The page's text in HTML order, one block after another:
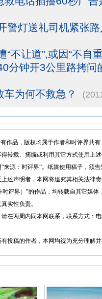
警灯送礼司机紧张
不让道”,或因“不自
分钟开3公里路拷问
为何不救急？
品，版权均属于作者和时评界共有
转载、摘编或利用其它方式使用上
来源：时评界”。纸媒使用稿子，须
述声明者，本网将追究其相关法律
界）”的作品，均转载自其它媒体
实性负责。
两周内同本网联系，联系方式：电
稿的作者，本网均视为充分理解并